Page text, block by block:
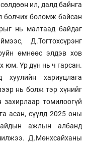
ил, далд байнга
болчих боломж байсан
нь малтаад байдаг
Д.Тогтохсүрэнг
өмнөөс элдэв хов
юм. Үр дүн нь ч гарсан.
хуулийн хариуцлага
нь болж тэр хүнийг
захирлаар томилоогүй
асан, сүүлд 2025 оны
ажлын албанд
Д.Мөнхсайханы